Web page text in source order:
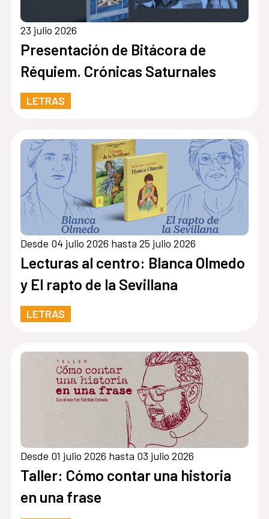
23 julio 2026
Presentación de Bitácora de
Réquiem. Crónicas Saturnales
LETRAS
Desde 04 julio 2026 hasta 25 julio 2026
Lecturas al centro: Blanca Olmedo
y El rapto de la Sevillana
LETRAS
Desde 01 julio 2026 hasta 03 julio 2026
Taller: Cómo contar una historia
en una frase